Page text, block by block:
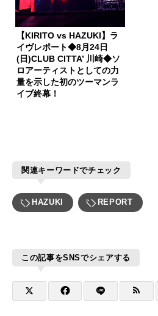
【KIRITO vs HAZUKI】ラ
イヴレポート◆8月24日
(日)CLUB CITTA’ 川崎◆ソ
ロアーティストとしての力
量を示した初のツーマンラ
イブ終幕！
関連キーワードでチェック
HAZUKI REPORT
この記事をSNSでシェアする